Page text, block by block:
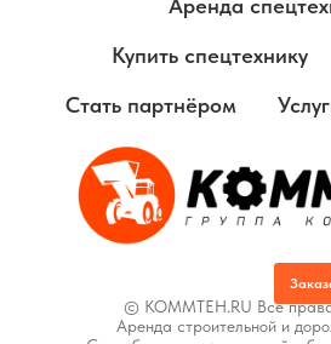
Аренда
Купить спецтехнику
Стать партнёром
© KOMMTEH.RU Все
Аренда строительной и